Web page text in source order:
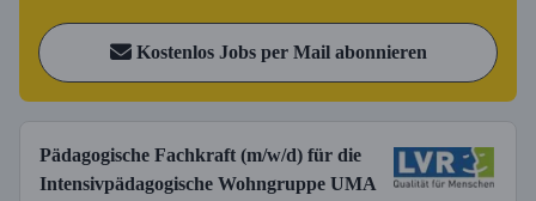
Kostenlos Jobs per Mail abonnieren
Pädagogische Fachkraft (m/w/d) für die
Intensivpädagogische Wohngruppe UMA